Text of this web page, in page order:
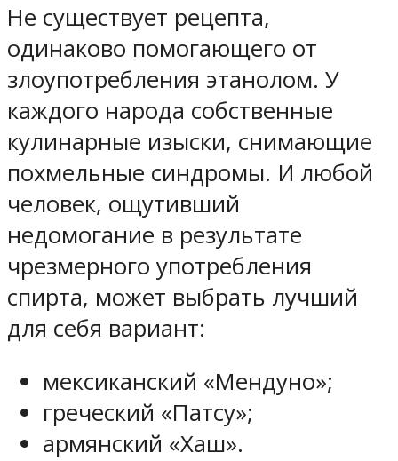
Не существует рецепта,
одинаково помогающего от
злоупотребления этанолом. У
каждого народа собственные
кулинарные изыски, снимающие
похмельные синдромы. И любой
человек, ощутивший
недомогание в результате
чрезмерного употребления
спирта, может выбрать лучший
для себя вариант:
мексиканский «Мендуно»;
греческий «Патсу»;
армянский «Хаш».